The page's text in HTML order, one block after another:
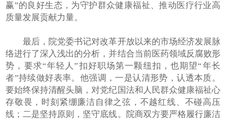
赢”的良好生态，为守护群众健康福祉、推动医疗行业高
质量发展贡献力量。
最后，院党委书记对改革开放以来的市场经济发展脉
络进行了深入浅出的分析，并结合当前医药领域反腐败形
势，要求“年轻人”扣好职场第一颗纽扣，也期望“年长
者”持续做好表率。他强调，一是认清形势，认透本质。
要始终保持清醒头脑，对党纪国法和人民群众健康福祉心
存敬畏，时刻紧绷廉洁自律之弦，不越红线、不碰高压
线；二是坚持原则，坚守底线。院商双方要严格履行廉洁